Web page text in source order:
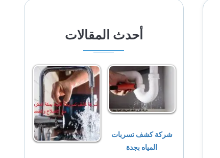
أحدث المقالات
شركة كشف تسربات
المياه بجدة